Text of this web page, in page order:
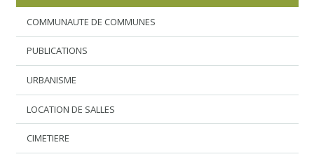
COMMUNAUTE DE COMMUNES
PUBLICATIONS
URBANISME
LOCATION DE SALLES
CIMETIERE